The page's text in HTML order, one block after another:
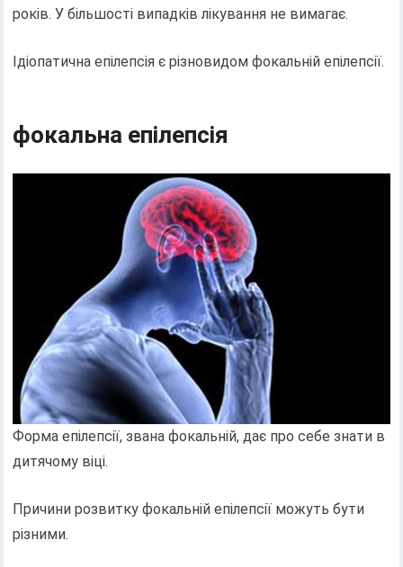
років. У більшості випадків лікування не вимагає.
Ідіопатична епілепсія є різновидом фокальній епілепсії.
фокальна епілепсія
Форма епілепсії, звана фокальній, дає про себе знати в
дитячому віці.
Причини розвитку фокальній епілепсії можуть бути
різними.